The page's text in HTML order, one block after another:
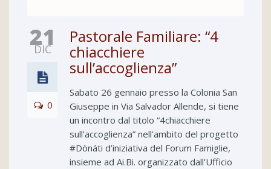
21
DIC
0
Pastorale Familiare: “4
chiacchiere
sull’accoglienza”
Sabato 26 gennaio presso la Colonia San
Giuseppe in Via Salvador Allende, si tiene
un incontro dal titolo “4chiacchiere
sull’accoglienza” nell’ambito del progetto
#Dònáti d’iniziativa del Forum Famiglie,
insieme ad Ai.Bi. organizzato dall’Ufficio